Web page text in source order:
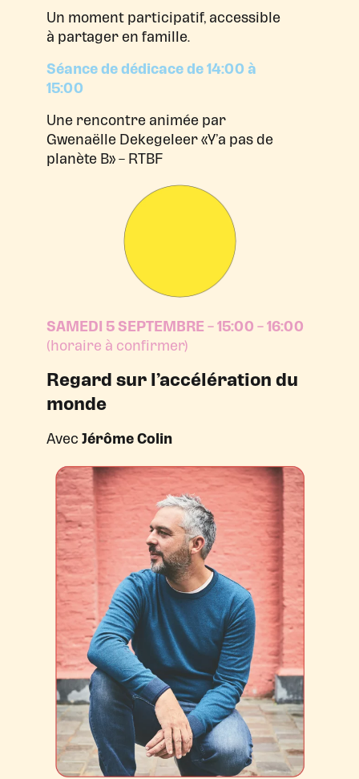
Un moment participatif, accessible
à partager en famille.
Séance de dédicace de 14:00 à
15:00
Une rencontre animée par
Gwenaëlle Dekegeleer «Y’a pas de
planète B» – RTBF
SAMEDI 5 SEPTEMBRE – 15:00 – 16:00
(horaire à confirmer)
Regard sur l’accélération du
monde
AvecJérôme Colin